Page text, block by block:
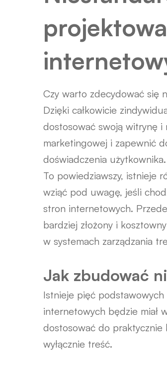
Czy warto zdecydować się
Dzięki całkowicie
dostosować swoją witrynę
marketingowej i zapewnić
doświadczenia użytkownika.
To powiedziawszy, istnieje
wziąć pod uwagę, jeśli
stron internetowych.
bardziej złożony i
w systemach zarządzania
Jak zbudować
Istnieje pięć
internetowych będzie miał
dostosować do praktycznie
wyłącznie treść.